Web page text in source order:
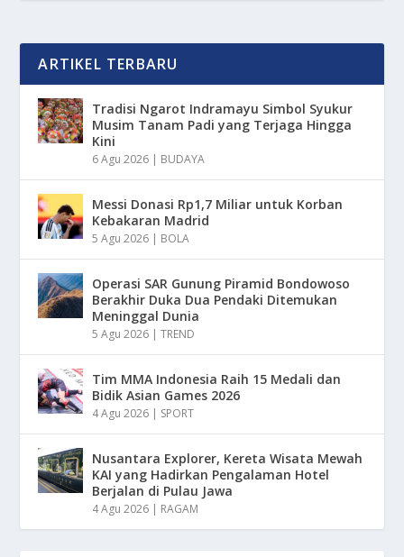
ARTIKEL TERBARU
Tradisi Ngarot Indramayu Simbol Syukur
Musim Tanam Padi yang Terjaga Hingga
Kini
6 Agu 2026 | BUDAYA
Messi Donasi Rp1,7 Miliar untuk Korban
Kebakaran Madrid
5 Agu 2026 | BOLA
Operasi SAR Gunung Piramid Bondowoso
Berakhir Duka Dua Pendaki Ditemukan
Meninggal Dunia
5 Agu 2026 |TREND
Tim MMA Indonesia Raih 15 Medali dan
Bidik Asian Games 2026
4 Agu 2026 | SPORT
Nusantara Explorer, Kereta Wisata Mewah
KAI yang Hadirkan Pengalaman Hotel
Berjalan di Pulau Jawa
4 Agu 2026 | RAGAM